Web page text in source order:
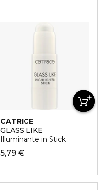
CATRICE
GLASS LIKE
Illuminante in Stick
5,79 €